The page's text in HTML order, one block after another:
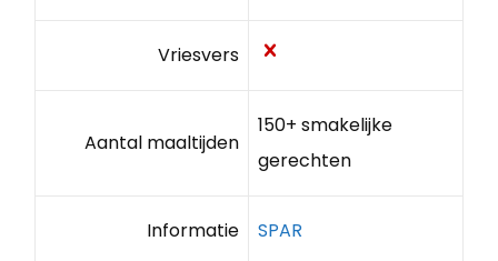
Vriesvers
Aantal maaltijden
150+ smakelijke
gerechten
Informatie SPAR